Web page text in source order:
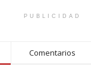
PUBLICIDAD
Comentarios